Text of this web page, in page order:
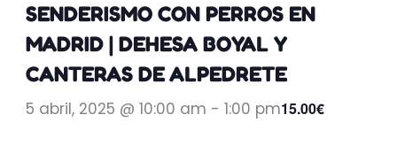
SENDERISMO CON PERROS EN
MADRID | DEHESA BOYAL Y
CANTERAS DE ALPEDRETE
5 abril, 2025 @ 10:00 am -1:00 pm15.00€